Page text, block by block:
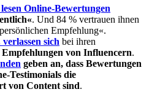
Online-Bewertungen
. Und 84 % vertrauen ihnen
Empfehlung«.
sich bei ihren
von Influencern.
geben an, dass Bewertungen
Testimonials die
von Content sind.